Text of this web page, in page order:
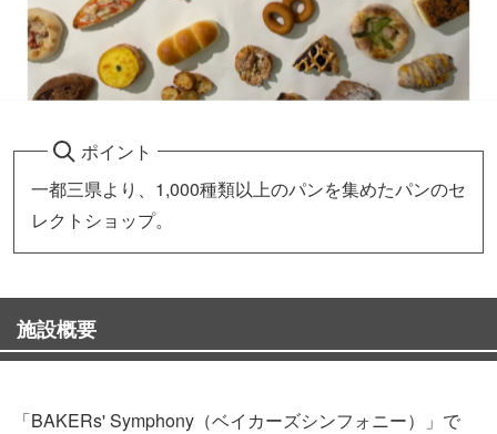
ポイント
一都三県より、1,000種類以上のパンを集めたパンのセ
レクトショップ。
施設概要
「BAKERs' Symphony（ベイカーズシンフォニー）」で